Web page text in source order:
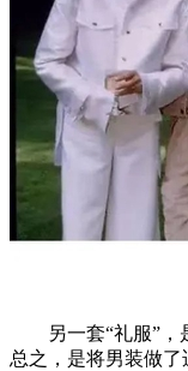
另一套“礼服”，是
总之，是将男装做了